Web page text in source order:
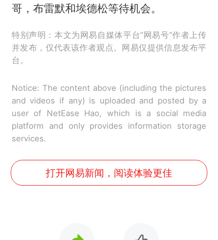
哥，布雷默和埃德松等待机会。
特别声明：本文为网易自媒体平台“网易号”作者上传
并发布，仅代表该作者观点。网易仅提供信息发布平
台。
Notice: The content above (including the pictures
and videos if any) is uploaded and posted by a
user of NetEase Hao, which is a social media
platform and only provides information storage
services.
打开网易新闻，阅读体验更佳